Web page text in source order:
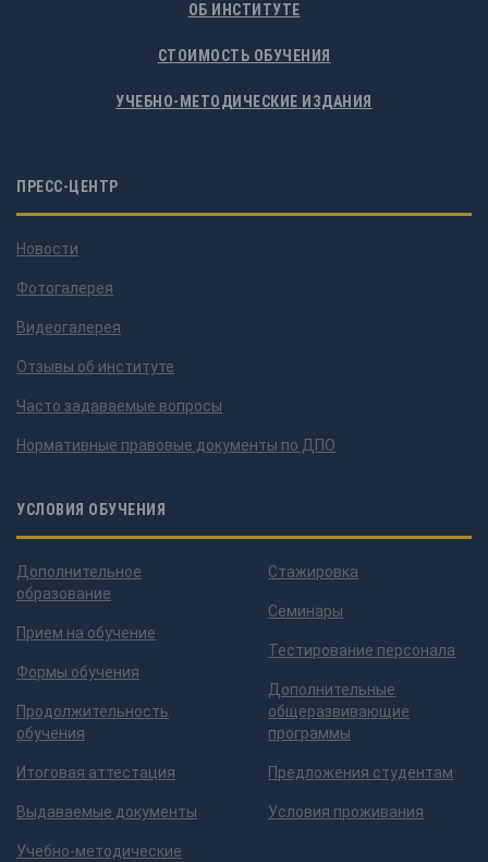
ОБ ИНСТИТУТЕ
СТОИМОСТЬ ОБУЧЕНИЯ
УЧЕБНО-МЕТОДИЧЕСКИЕ ИЗДАНИЯ
ПРЕСС-ЦЕНТР
Новости
Фотогалерея
Видеогалерея
Отзывы об институте
Часто задаваемые вопросы
Нормативные правовые документы по ДПО
УСЛОВИЯ ОБУЧЕНИЯ
Дополнительное
образование
Прием на обучение
Формы обучения
Продолжительность
обучения
Итоговая аттестация
Выдаваемые документы
Учебно-методические
Стажировка
Семинары
Тестирование персонала
Дополнительные
общеразвивающие
программы
Предложения студентам
Условия проживания